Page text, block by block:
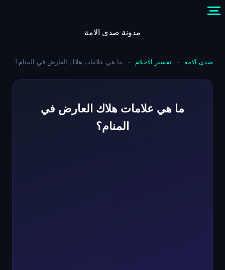
content
مدونة صدى الامة
صدى الامة - تفسير الاحلام - ما هي علامات هلاك العارض في المنام؟
ما هي علامات هلاك العارض في
المنام؟